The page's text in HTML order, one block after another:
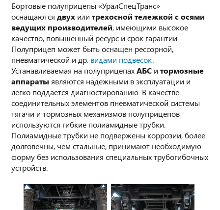
Бортовые полуприцепы «УралСпецТранс»
оснащаются двух или трехосной тележкой с осями
ведущих производителей, имеющими высокое
качество, повышенный ресурс и срок гарантии.
Полуприцеп может быть оснащен рессорной,
пневматической и др. видами подвесок
Устанавливаемая на полуприцепахАБС и тормозные
аппараты являются надежными в эксплуатации и
легко поддается диагностированию. В качестве
соединительных элементов пневматической системы
тягачи и тормозных механизмов полуприцепов
используются гибкие полиамидные трубки.
Полиамидные трубки не подвержены коррозии, более
долговечны, чем стальные, принимают необходимую
форму без использования специальных трубогибочных
устройств.